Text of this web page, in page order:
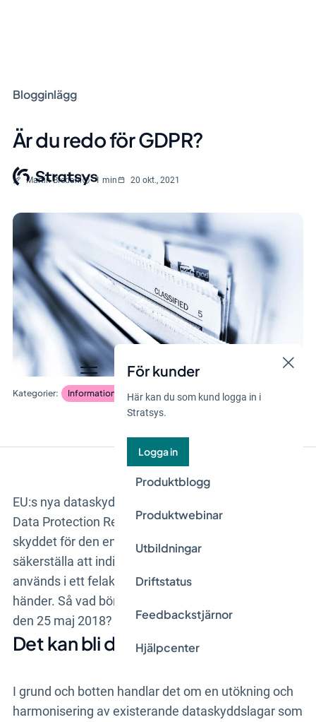
För kunder
Här kan du som kund logga in i
Stratsys.
Logga in
Produktblogg
Produktwebinar
Utbildningar
Driftstatus
Feedbackstjärnor
Hjälpcenter
Blogginlägg
Är du redo för GDPR?
Skriven av
Martin Bredahl Lästid
1 min 20 okt., 2021
Informationssäkerhet och dataskydd Blogginlägg
EU:s nya dataskyddsförordning, GDPR (General
Data Protection Regulation), syftar till att utöka
skyddet för den enskilda medborgaren. Målet är att
säkerställa att individers personliga uppgifter inte
används i ett felaktigt syfte eller hamnar i fel
händer. Så vad bör din organisation tänka på inför
den 25 maj 2018?
Det kan bli dyra böter
I grund och botten handlar det om en utökning och
harmonisering av existerande dataskyddslagar som